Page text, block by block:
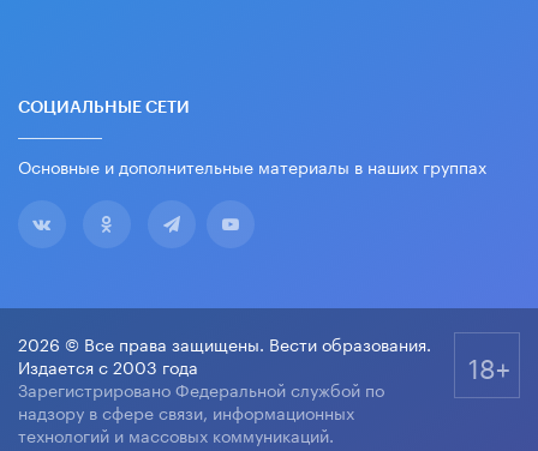
СОЦИАЛЬНЫЕ СЕТИ
Основные и дополнительные материалы в наших группах
2026 © Все права защищены. Вести образования.
Издается с 2003 года
Зарегистрировано Федеральной службой по
надзору в сфере связи, информационных
технологий и массовых коммуникаций.
18+